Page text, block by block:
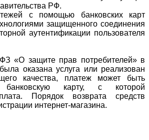
РФ.
с помощью банковских карт
защищенного соединения
аутентификации пользователя
«О защите прав потребителей» в
оказана услуга или реализован
качества, платеж может быть
карту, с которой
Порядок возврата средств
интернет-магазина.